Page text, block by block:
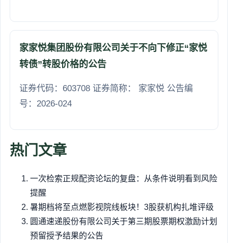
家家悦集团股份有限公司关于不向下修正“家悦
转债”转股价格的公告
证券代码：603708 证券简称： 家家悦 公告编
号：2026-024
热门文章
一次检索正规配资论坛的复盘：从条件说明看到风险
提醒
暑期档将至点燃影视院线板块！3股获机构扎堆评级
圆通速递股份有限公司关于第三期股票期权激励计划
预留授予结果的公告